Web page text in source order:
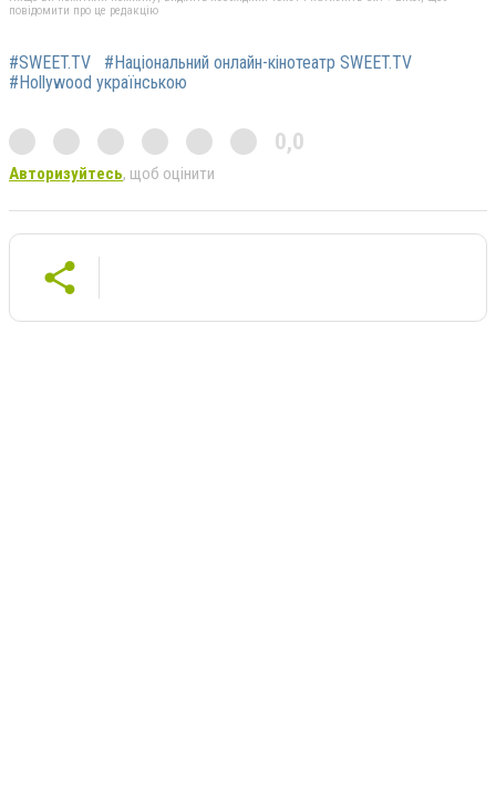
повідомити про це редакцію
#SWEET.TV
#Національний онлайн-кінотеатр SWEET.TV
#Hollywood українською
0,0
Авторизуйтесь, щоб оцінити